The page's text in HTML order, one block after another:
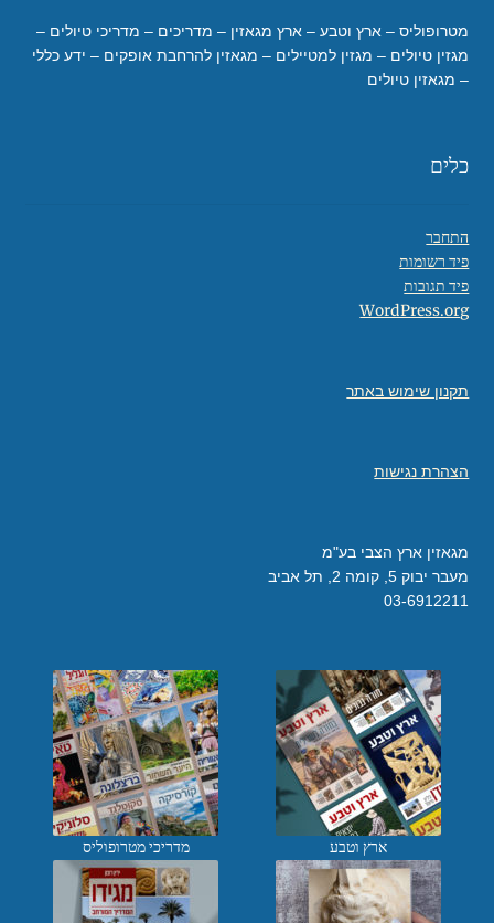
מטרופוליס – ארץ וטבע – ארץ מגאזין – מדריכים – מדריכי טיולים –
מגזין טיולים – מגזין למטיילים – מגאזין להרחבת אופקים – ידע כללי
– מגאזין טיולים
כלים
התחבר
פיד רשומות
פיד תגובות
WordPress.org
תקנון שימוש באתר
הצהרת נגישות
מגאזין ארץ הצבי בע"מ
מעבר יבוק 5, קומה 2, תל אביב
03-6912211
ארץ וטבע מדריכי מטרופוליס